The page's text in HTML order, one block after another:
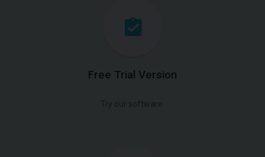
Free Trial Version
Try our software.